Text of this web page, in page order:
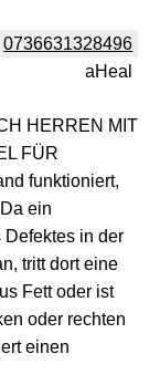
0736631328496
aHeal
HERREN MIT
FÜR
funktioniert,
ein
in der
tritt dort eine
Fett oder ist
oder rechten
einen